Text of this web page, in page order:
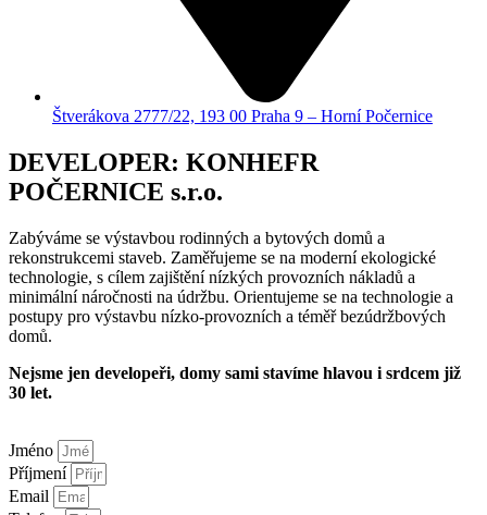
Štverákova 2777/22, 193 00 Praha 9 – Horní Počernice
DEVELOPER: KONHEFR
POČERNICE s.r.o.
Zabýváme se výstavbou rodinných a bytových domů a
rekonstrukcemi staveb. Zaměřujeme se na moderní ekologické
technologie, s cílem zajištění nízkých provozních nákladů a
minimální náročnosti na údržbu. Orientujeme se na technologie a
postupy pro výstavbu nízko-provozních a téměř bezúdržbových
domů.
Nejsme jen developeři, domy sami stavíme hlavou i srdcem již
30 let.
Jméno
Příjmení
Email